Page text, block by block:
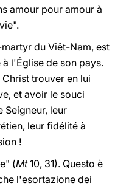
amour pour amour à
du Viêt-Nam, est
l'Église de son pays.
trouver en lui
et avoir le souci
Seigneur, leur
leur fidélité à
!
(Mt10, 31). Questo è
l'esortazione dei